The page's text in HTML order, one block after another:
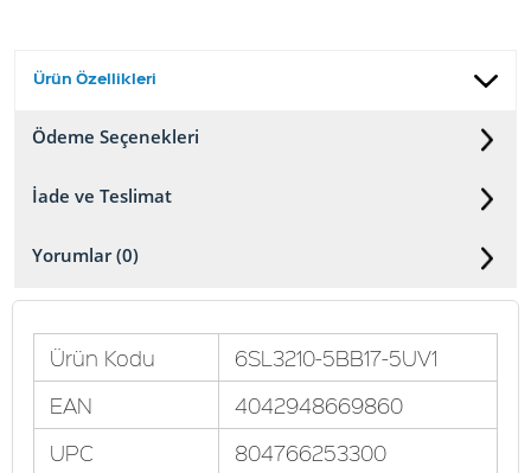
Ürün Özellikleri
Ödeme Seçenekleri
İade ve Teslimat
Yorumlar (0)
Ürün Kodu
6SL3210-5BB17-5UV1
EAN
4042948669860
UPC
804766253300